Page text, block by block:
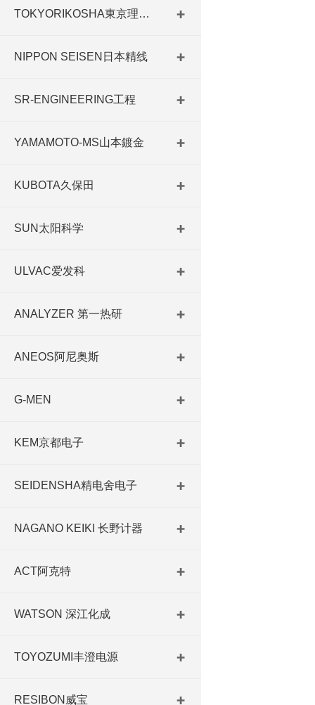
TOKYORIKOSHA東京理工舎
NIPPON SEISEN日本精线
SR-ENGINEERING工程
YAMAMOTO-MS山本鍍金
KUBOTA久保田
SUN太阳科学
ULVAC爱发科
ANALYZER 第一热研
ANEOS阿尼奥斯
G-MEN
KEM京都电子
SEIDENSHA精电舍电子
NAGANO KEIKI 长野计器
ACT阿克特
WATSON 深江化成
TOYOZUMI丰澄电源
RESIBON威宝